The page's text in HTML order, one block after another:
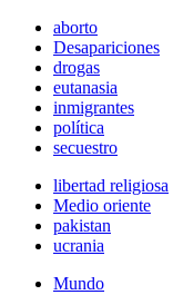
aborto
Desapariciones
drogas
eutanasia
inmigrantes
política
secuestro
libertad religiosa
Medio oriente
pakistan
ucrania
Mundo